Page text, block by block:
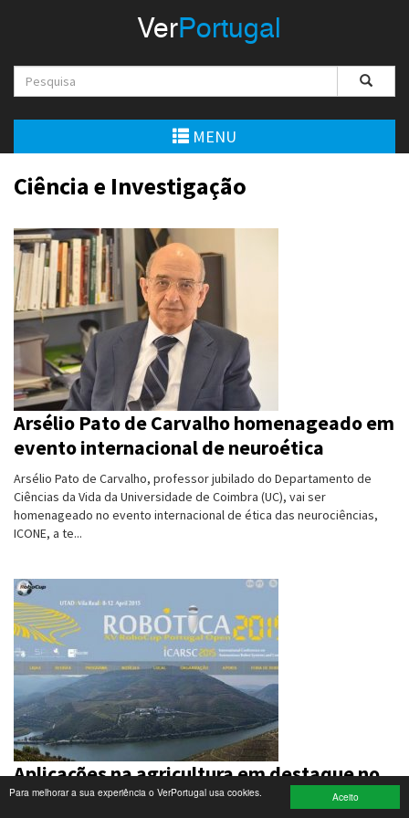
Aceito
Para melhorar a sua experiência o VerPortugal usa cookies.
Empreendedorismo
Construção e Imobiliário
Cultura e Educação
Economia
Gastronomia
Telecomunicações
Turismo e Lazer
Desporto
Electrónica e Informática
Banca e Seguros
Moda e Design
Ciência e Investigação
Cinema
Multimédia
Sugestões
VerPortugal
MENU
Ciência e Investigação
Arsélio Pato de Carvalho homenageado em
evento internacional de neuroética
Arsélio Pato de Carvalho, professor jubilado do Departamento de
Ciências da Vida da Universidade de Coimbra (UC), vai ser
homenageado no evento internacional de ética das neurociências,
ICONE, a te...
Aplicações na agricultura em destaque no
Festival de Robótica de Vila Real